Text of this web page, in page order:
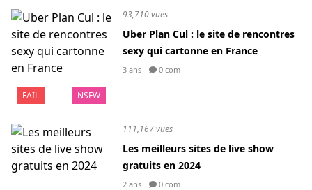
FAIL NSFW
93,710 vues
Uber Plan Cul : le site de rencontres
sexy qui cartonne en France
3 ans 0 com
111,167 vues
Les meilleurs sites de live show
gratuits en 2024
2 ans 0 com